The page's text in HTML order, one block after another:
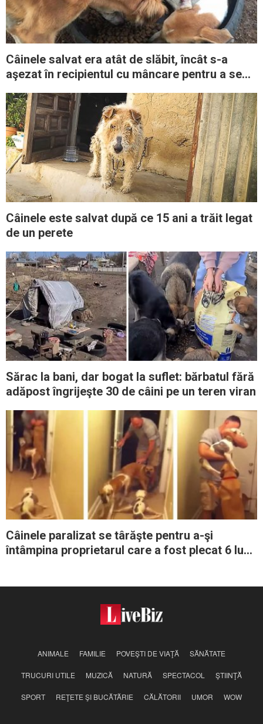
Câinele salvat era atât de slăbit, încât s-a
aşezat în recipientul cu mâncare pentru a se
Câinele este salvat după ce 15 ani a trăit legat
de un perete
Sărac la bani, dar bogat la suflet: bărbatul fără
adăpost îngrijeşte 30 de câini pe un teren viran
Câinele paralizat se târăşte pentru a-şi
întâmpina proprietarul care a fost plecat 6 luni
ANIMALE FAMILIE POVEŞTI DE VIAŢĂ SĂNĂTATE
TRUCURI UTILE MUZICĂ NATURĂ SPECTACOL ŞTIINŢĂ
SPORT REŢETE ŞI BUCĂTĂRIE CĂLĂTORII UMOR WOW